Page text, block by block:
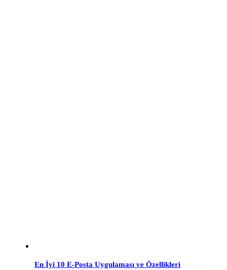
En İyi 10 E-Posta Uygulaması ve Özellikleri